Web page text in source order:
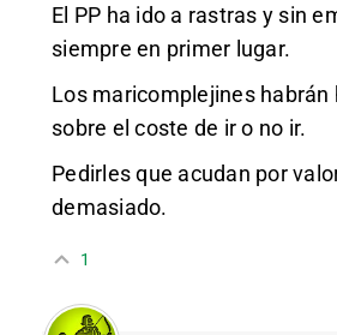
El PP ha ido a rastras y sin
siempre en primer lugar.
Los maricomplejines habrán
sobre el coste de ir o no ir.
Pedirles que acudan por
demasiado.
1